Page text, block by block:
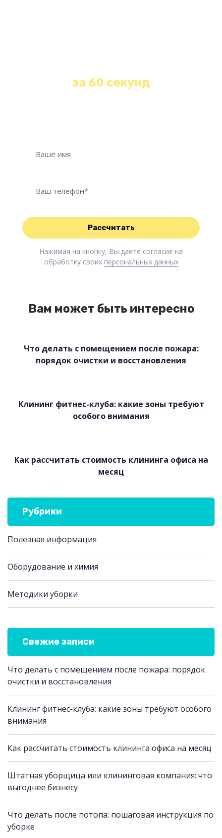
за 60 секунд
Нажимая на кнопку, Вы даете согласие на
обработку своих персональных данных
Вам может быть интересно
Что делать с помещением после пожара:
порядок очистки и восстановления
Клининг фитнес-клуба: какие зоны требуют
особого внимания
Как рассчитать стоимость клининга офиса на
месяц
Рубрики
Полезная информация
Оборудование и химия
Методики уборки
Свежие записи
Что делать с помещением после пожара: порядок
очистки и восстановления
Клининг фитнес-клуба: какие зоны требуют особого
внимания
Как рассчитать стоимость клининга офиса на месяц
Штатная уборщица или клининговая компания: что
выгоднее бизнесу
Что делать после потопа: пошаговая инструкция по
уборке